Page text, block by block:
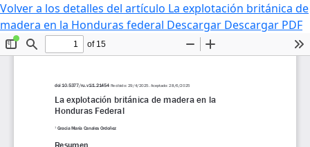
Volver a los detalles del artículo La explotación británica de
madera en la Honduras federal Descargar Descargar PDF